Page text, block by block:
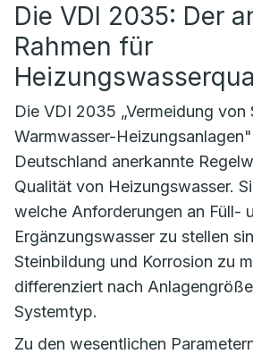
Die VDI 2035: Der
Rahmen für
Die VDI 2035 „Vermeidung von
Warmwasser-
Deutschland anerkannte
Qualität von Heizungswasser.
welche Anforderungen an Füll-
Ergänzungswasser zu stellen
Steinbildung und Korrosion zu
differenziert nach
Systemtyp.
Zu den wesentlichen